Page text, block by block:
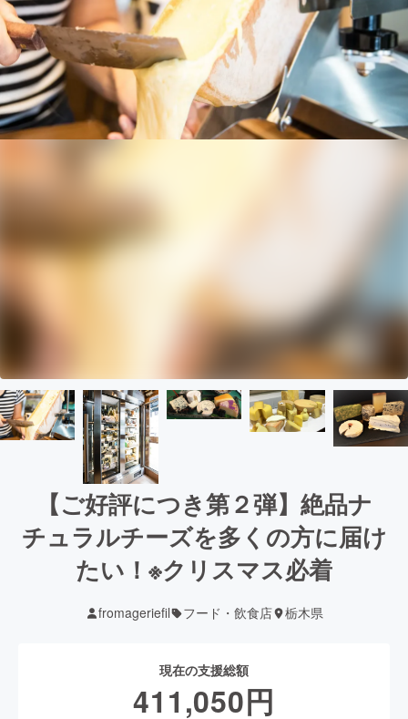
【ご好評につき第２弾】絶品ナ
チュラルチーズを多くの方に届け
たい！※クリスマス必着
fromageriefil フード・飲食店 栃木県
現在の支援総額
411,050円